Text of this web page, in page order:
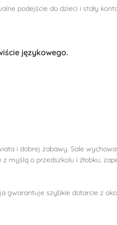
podejście do dzieci i stały
językowego.
i dobrej zabawy. Sale
myślą o przedszkolu i żłobku,
gwarantuje szybkie dotarcie z